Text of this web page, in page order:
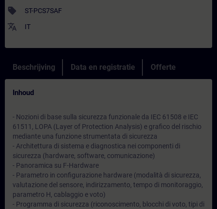
sell ST-PCS7SAF
translate IT
Beschrijving Data en registratie Offerte
Inhoud
- Nozioni di base sulla sicurezza funzionale da IEC 61508 e IEC
61511, LOPA (Layer of Protection Analysis) e grafico del rischio
mediante una funzione strumentata di sicurezza
- Architettura di sistema e diagnostica nei componenti di
sicurezza (hardware, software, comunicazione)
- Panoramica su F-Hardware
- Parametro in configurazione hardware (modalità di sicurezza,
valutazione del sensore, indirizzamento, tempo di monitoraggio,
parametro H, cablaggio e voto)
- Programma di sicurezza (riconoscimento, blocchi di voto, tipi di